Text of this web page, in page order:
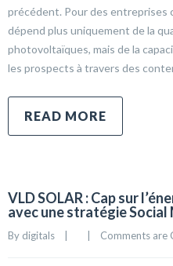
précédent. Pour des entreprises
dépend plus uniquement de la
photovoltaïques, mais de la
les prospects à travers des
READ MORE
VLD SOLAR : Cap sur
avec une stratégie Social
By digitals Comments are